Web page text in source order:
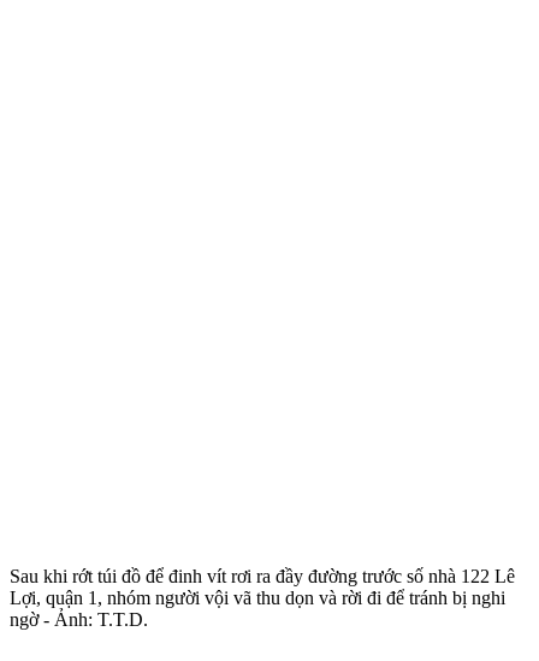
Sau khi rớt túi đồ để đinh vít rơi ra đầy đường trước số nhà 122 Lê
Lợi, quận 1, nhóm người vội vã thu dọn và rời đi để tránh bị nghi
ngờ - Ảnh: T.T.D.